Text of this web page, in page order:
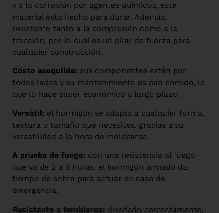
y a la corrosión por agentes químicos, este
material está hecho para durar. Además,
resistente tanto a la compresión como a la
tracción, por lo cual es un pilar de fuerza para
cualquier construcción.
Costo asequible: sus componentes están por
todos lados y su mantenimiento es pan comido, lo
que lo hace super económico a largo plazo.
Versátil: el hormigón se adapta a cualquier forma,
textura o tamaño que necesites, gracias a su
versatilidad a la hora de moldearse.
A prueba de fuego: con una resistencia al fuego
que va de 2 a 6 horas, el hormigón armado da
tiempo de sobra para actuar en caso de
emergencia.
Resistente a temblores: diseñado correctamente,